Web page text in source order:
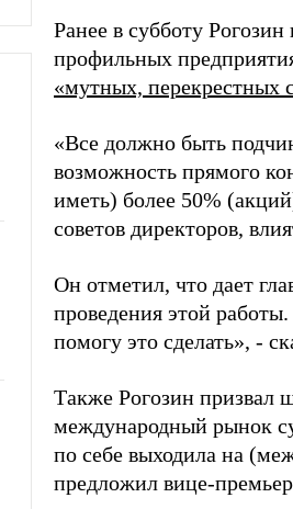
Ранее в субботу
профильных
«мутных, перекрестных
«Все должно быть
возможность прямого
иметь) более 50%
советов директоров,
Он отметил, что дает
проведения этой
помогу это сделать», -
Также Рогозин призвал
международный рынок
по себе выходила на
предложил вице-